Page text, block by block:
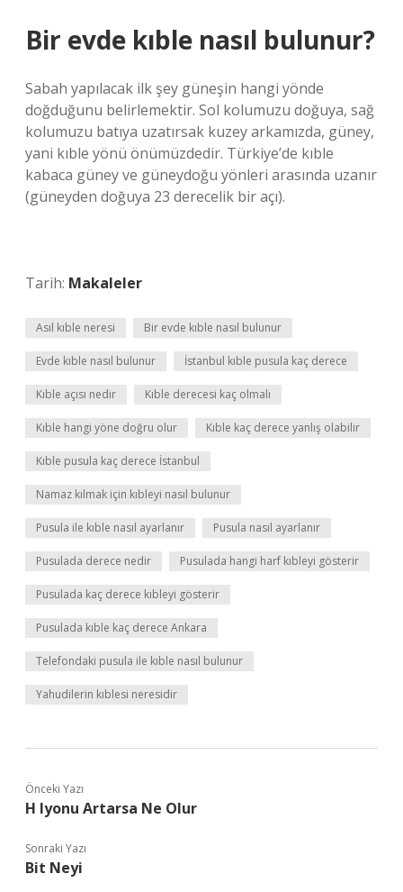
Bir evde kıble nasıl bulunur?
Sabah yapılacak ilk şey güneşin hangi yönde
doğduğunu belirlemektir. Sol kolumuzu doğuya, sağ
kolumuzu batıya uzatırsak kuzey arkamızda, güney,
yani kıble yönü önümüzdedir. Türkiye’de kıble
kabaca güney ve güneydoğu yönleri arasında uzanır
(güneyden doğuya 23 derecelik bir açı).
Tarih: Makaleler
Asıl kıble neresi Bir evde kıble nasıl bulunur
Evde kıble nasıl bulunur İstanbul kıble pusula kaç derece
Kıble açısı nedir Kıble derecesi kaç olmalı
Kıble hangi yöne doğru olur Kıble kaç derece yanlış olabilir
Kıble pusula kaç derece İstanbul
Namaz kılmak için kıbleyi nasıl bulunur
Pusula ile kıble nasıl ayarlanır Pusula nasıl ayarlanır
Pusulada derece nedir Pusulada hangi harf kıbleyi gösterir
Pusulada kaç derece kıbleyi gösterir
Pusulada kıble kaç derece Ankara
Telefondaki pusula ile kıble nasıl bulunur
Yahudilerin kıblesi neresidir
Önceki Yazı
H Iyonu Artarsa Ne Olur
Sonraki Yazı
Bit Neyi